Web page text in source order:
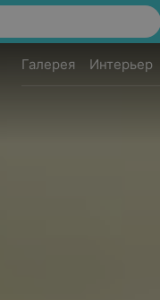
Галерея Интерьер